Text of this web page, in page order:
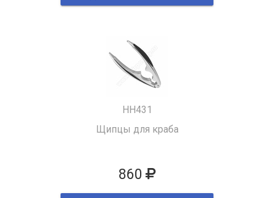
HH431
Щипцы для краба
860